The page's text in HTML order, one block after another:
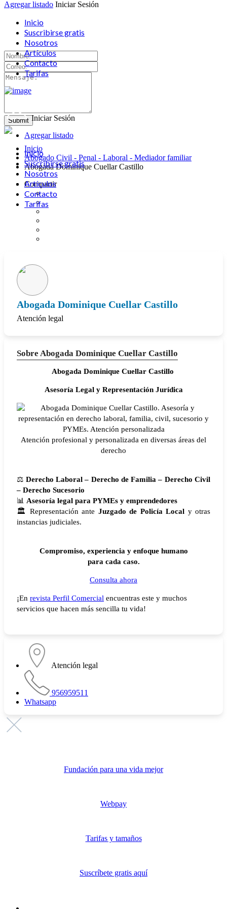
Agregar listado Iniciar Sesión
Inicio
Suscribirse gratis
Nosotros
Artículos
Contacto
Tarifas
Iniciar Sesión
Agregar listado
Inicio
Suscribirse gratis
Nosotros
Artículos
Contacto
Tarifas
Inicio
Abogado Civil - Penal - Laboral - Mediador familiar
Abogada Dominique Cuellar Castillo
Compartir
Abogada Dominique Cuellar Castillo
Atención legal
Sobre Abogada Dominique Cuellar Castillo
Abogada Dominique Cuellar Castillo
Asesoría Legal y Representación Jurídica
Atención profesional y personalizada en diversas áreas del
derecho
⚖️ Derecho Laboral – Derecho de Familia – Derecho Civil
– Derecho Sucesorio
📊 Asesoría legal para PYMEs y emprendedores
🏛️ Representación ante Juzgado de Policía Local y otras
instancias judiciales.
Compromiso, experiencia y enfoque humano
para cada caso.
Consulta ahora
¡En revista Perfil Comercial encuentras este y muchos
servicios que hacen más sencilla tu vida!
Atención legal
956959511
Whatsapp
Fundación para una vida mejor
Webpay
Tarifas y tamaños
Suscríbete gratis aquí